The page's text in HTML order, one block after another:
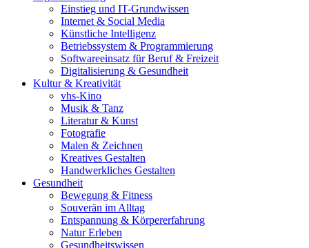
Einstieg und IT-Grundwissen
Internet & Social Media
Künstliche Intelligenz
Betriebssystem & Programmierung
Softwareeinsatz für Beruf & Freizeit
Digitalisierung & Gesundheit
Kultur & Kreativität
vhs-Kino
Musik & Tanz
Literatur & Kunst
Fotografie
Malen & Zeichnen
Kreatives Gestalten
Handwerkliches Gestalten
Gesundheit
Bewegung & Fitness
Souverän im Alltag
Entspannung & Körpererfahrung
Natur Erleben
Gesundheitswissen